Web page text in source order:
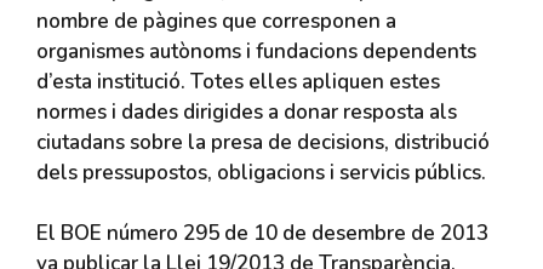
nombre de pàgines que corresponen a
organismes autònoms i fundacions dependents
d’esta institució. Totes elles apliquen estes
normes i dades dirigides a donar resposta als
ciutadans sobre la presa de decisions, distribució
dels pressupostos, obligacions i servicis públics.
El BOE número 295 de 10 de desembre de 2013